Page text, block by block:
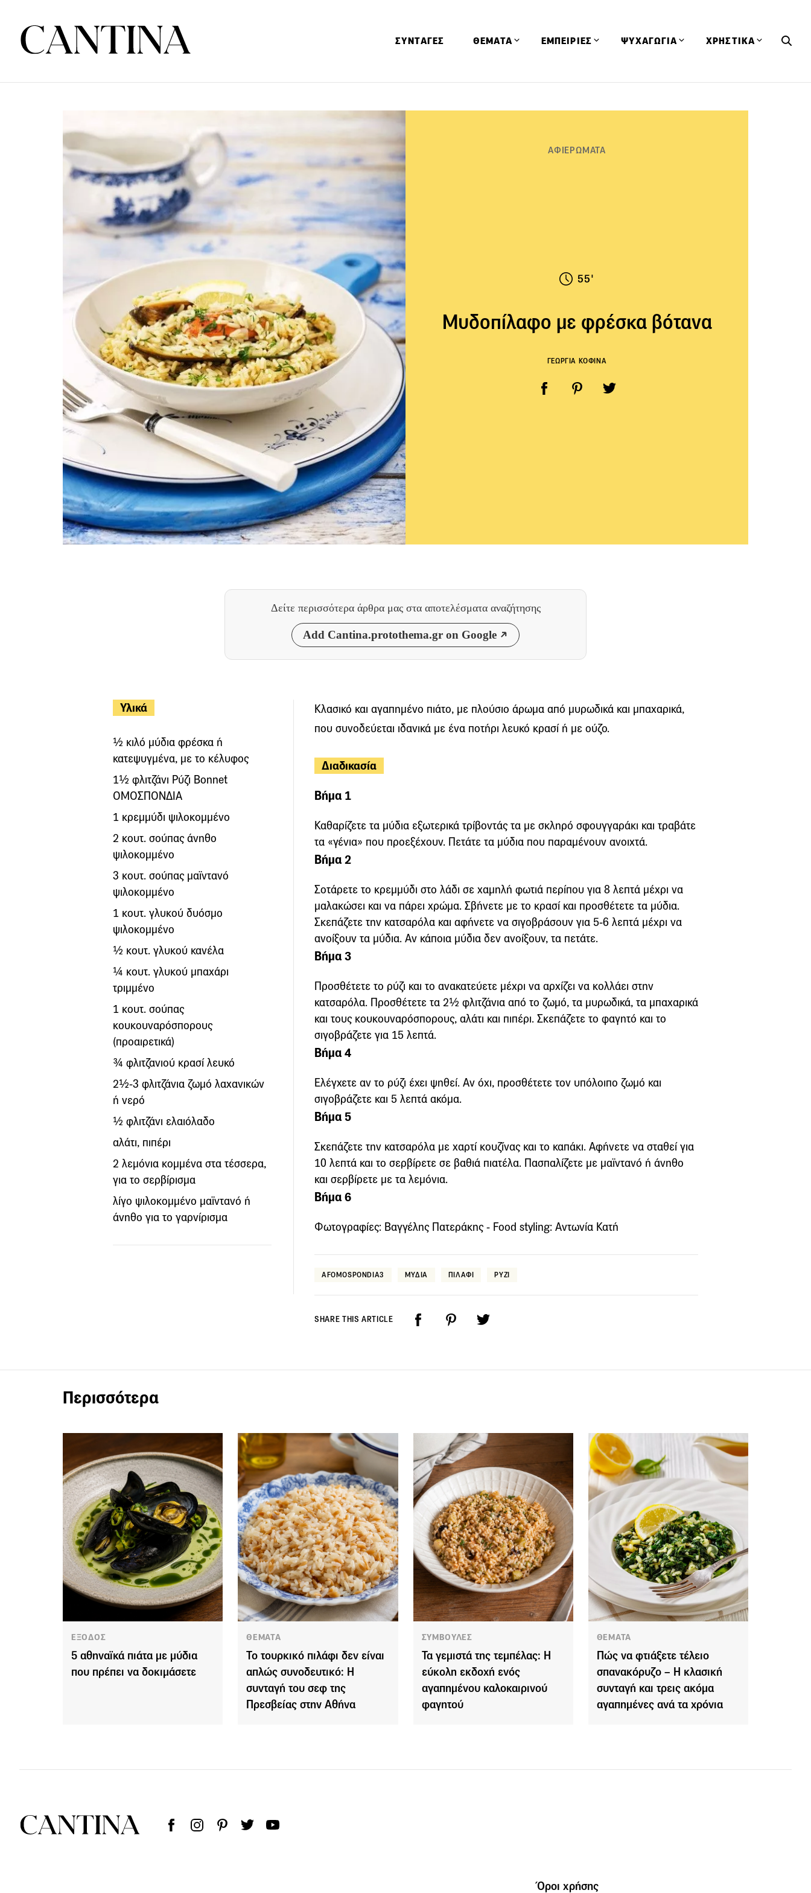
ΣΥΝΤΑΓΕΣ ΘΕΜΑΤΑ ΕΜΠΕΙΡΙΕΣ ΨΥΧΑΓΩΓΙΑ ΧΡΗΣΤΙΚΑ
ΑΦΙΕΡΩΜΑΤΑ
55'
Μυδοπίλαφο με φρέσκα βότανα
ΓΕΩΡΓΙΑ ΚΟΦΙΝΑ
Δείτε περισσότερα άρθρα μας στα αποτελέσματα αναζήτησης
Add Cantina.protothema.gr on Google
Υλικά
½ κιλό μύδια φρέσκα ή
κατεψυγμένα, με το κέλυφος
1½ φλιτζάνι Ρύζι Bonnet
ΟΜΟΣΠΟΝΔΙΑ
1 κρεμμύδι ψιλοκομμένο
2 κουτ. σούπας άνηθο
ψιλοκομμένο
3 κουτ. σούπας μαϊντανό
ψιλοκομμένο
1 κουτ. γλυκού δυόσμο
ψιλοκομμένο
½ κουτ. γλυκού κανέλα
¼ κουτ. γλυκού μπαχάρι
τριμμένο
1 κουτ. σούπας
κουκουναρόσπορους
(προαιρετικά)
¾ φλιτζανιού κρασί λευκό
2½-3 φλιτζάνια ζωμό λαχανικών
ή νερό
½ φλιτζάνι ελαιόλαδο
αλάτι, πιπέρι
2 λεμόνια κομμένα στα τέσσερα,
για το σερβίρισμα
λίγο ψιλοκομμένο μαϊντανό ή
άνηθο για το γαρνίρισμα
Κλασικό και αγαπημένο πιάτο, με πλούσιο άρωμα από μυρωδικά και μπαχαρικά,
που συνοδεύεται ιδανικά με ένα ποτήρι λευκό κρασί ή με ούζο.
Διαδικασία
Βήμα 1
Καθαρίζετε τα μύδια εξωτερικά τρίβοντάς τα με σκληρό σφουγγαράκι και τραβάτε
τα «γένια» που προεξέχουν. Πετάτε τα μύδια που παραμένουν ανοιχτά.
Βήμα 2
Σοτάρετε το κρεμμύδι στο λάδι σε χαμηλή φωτιά περίπου για 8 λεπτά μέχρι να
μαλακώσει και να πάρει χρώμα. Σβήνετε με το κρασί και προσθέτετε τα μύδια.
Σκεπάζετε την κατσαρόλα και αφήνετε να σιγοβράσουν για 5-6 λεπτά μέχρι να
ανοίξουν τα μύδια. Αν κάποια μύδια δεν ανοίξουν, τα πετάτε.
Βήμα 3
Προσθέτετε το ρύζι και το ανακατεύετε μέχρι να αρχίζει να κολλάει στην
κατσαρόλα. Προσθέτετε τα 2½ φλιτζάνια από το ζωμό, τα μυρωδικά, τα μπαχαρικά
και τους κουκουναρόσπορους, αλάτι και πιπέρι. Σκεπάζετε το φαγητό και το
σιγοβράζετε για 15 λεπτά.
Βήμα 4
Ελέγχετε αν το ρύζι έχει ψηθεί. Αν όχι, προσθέτετε τον υπόλοιπο ζωμό και
σιγοβράζετε και 5 λεπτά ακόμα.
Βήμα 5
Σκεπάζετε την κατσαρόλα με χαρτί κουζίνας και το καπάκι. Αφήνετε να σταθεί για
10 λεπτά και το σερβίρετε σε βαθιά πιατέλα. Πασπαλίζετε με μαϊντανό ή άνηθο
και σερβίρετε με τα λεμόνια.
Βήμα 6
Φωτογραφίες: Βαγγέλης Πατεράκης - Food styling: Αντωνία Κατή
AFOMOSPONDIA3 ΜΥΔΙΑ ΠΙΛΑΦΙ ΡΥΖΙ
SHARE THIS ARTICLE
Περισσότερα
ΕΞΟΔΟΣ
5 αθηναϊκά πιάτα με μύδια
που πρέπει να δοκιμάσετε
ΘΕΜΑΤΑ
Το τουρκικό πιλάφι δεν είναι
απλώς συνοδευτικό: Η
συνταγή του σεφ της
Πρεσβείας στην Αθήνα
ΣΥΜΒΟΥΛΕΣ
Τα γεμιστά της τεμπέλας: Η
εύκολη εκδοχή ενός
αγαπημένου καλοκαιρινού
φαγητού
ΘΕΜΑΤΑ
Πώς να φτιάξετε τέλειο
σπανακόρυζο – Η κλασική
συνταγή και τρεις ακόμα
αγαπημένες ανά τα χρόνια
Όροι χρήσης